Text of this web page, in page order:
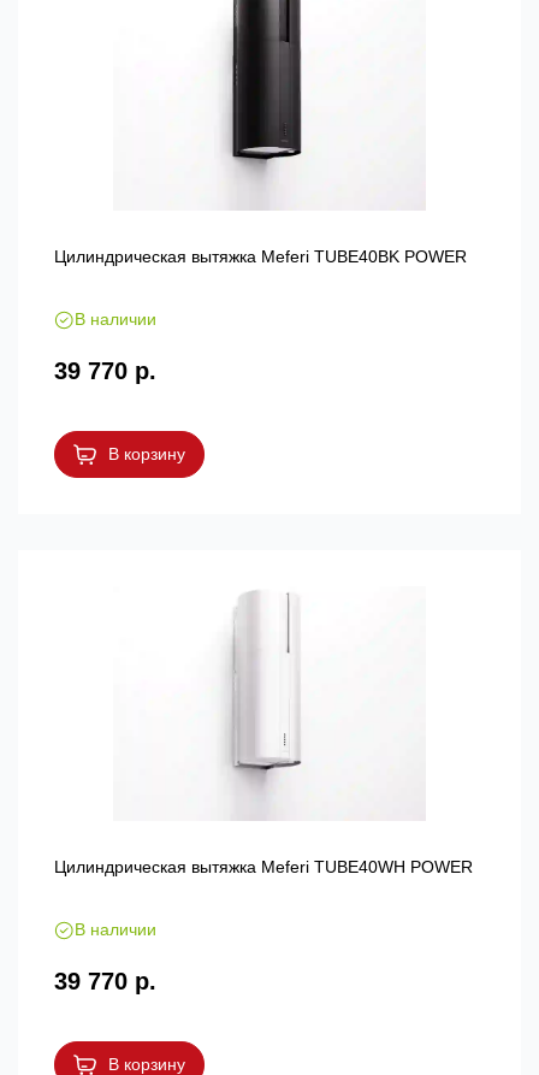
Цилиндрическая вытяжка Meferi TUBE40BK POWER
В наличии
39 770 р.
В корзину
Цилиндрическая вытяжка Meferi TUBE40WH POWER
В наличии
39 770 р.
В корзину